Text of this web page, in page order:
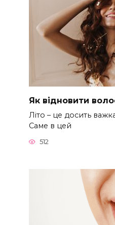
Як відновити
Літо – це досить
Саме в цей
512